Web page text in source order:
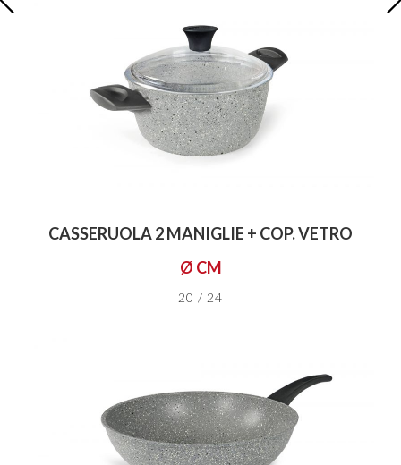
CASSERUOLA 2 MANIGLIE + COP. VETRO
Ø CM
20 / 24